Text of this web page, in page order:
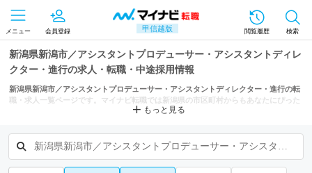
甲信越版
メニュー 会員登録 閲覧履歴 検索
新潟県新潟市／アシスタントプロデューサー・アシスタントディレ
クター・進行の求人・転職・中途採用情報
新潟県新潟市／アシスタントプロデューサー・アシスタントディレクター・進行の転
職・求人一覧ページです。マイナビ転職では新潟県の市区町村からもあなたにぴった
もっと見る
新潟県新潟市／アシスタントプロデューサー・アシスタントディレクター・進行